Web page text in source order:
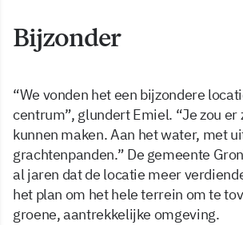
Bijzonder
“We vonden het een bijzondere
centrum”, glundert Emiel. “Je zou er
kunnen maken. Aan het water, met
grachtenpanden.” De gemeente
al jaren dat de locatie meer
het plan om het hele terrein om te
groene, aantrekkelijke omgeving.